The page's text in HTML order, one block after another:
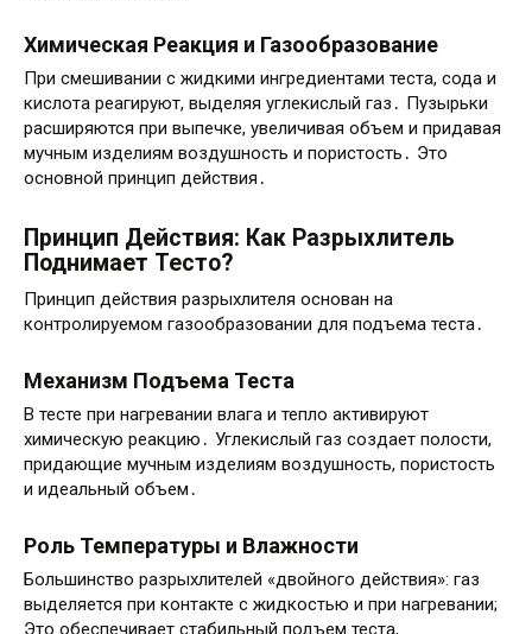
Химическая Реакция и Газообразование
При смешивании с жидкими ингредиентами теста, сода и
кислота реагируют, выделяя углекислый газ․ Пузырьки
расширяются при выпечке, увеличивая объем и придавая
мучным изделиям воздушность и пористость․ Это
основной принцип действия․
Принцип Действия: Как Разрыхлитель
Поднимает Тесто?
Принцип действия разрыхлителя основан на
контролируемом газообразовании для подъема теста․
Механизм Подъема Теста
В тесте при нагревании влага и тепло активируют
химическую реакцию․ Углекислый газ создает полости,
придающие мучным изделиям воздушность, пористость
и идеальный объем․
Роль Температуры и Влажности
Большинство разрыхлителей «двойного действия»: газ
выделяется при контакте с жидкостью и при нагревании;
Это обеспечивает стабильный подъем теста,